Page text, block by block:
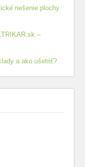
riešenie plochy
–
a ako ušetriť?